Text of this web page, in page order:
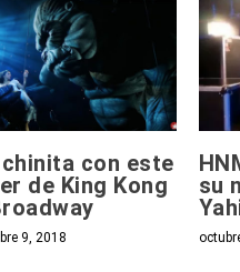
con este
de King Kong
9, 2018
su